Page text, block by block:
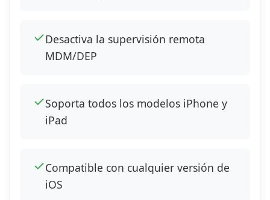
✓Desactiva la supervisión remota
MDM/DEP
✓Soporta todos los modelos iPhone y
iPad
✓Compatible con cualquier versión de
iOS